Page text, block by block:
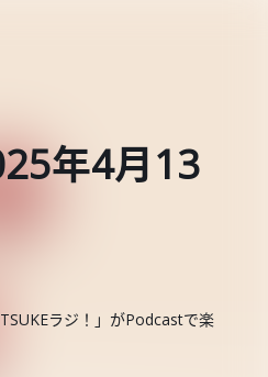
年4月13
ラジ！」がPodcastで楽